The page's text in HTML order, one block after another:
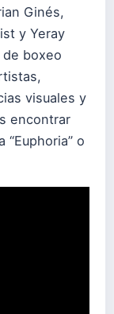
Ginés,
y Yeray
boxeo
visuales y
encontrar
“Euphoria” o